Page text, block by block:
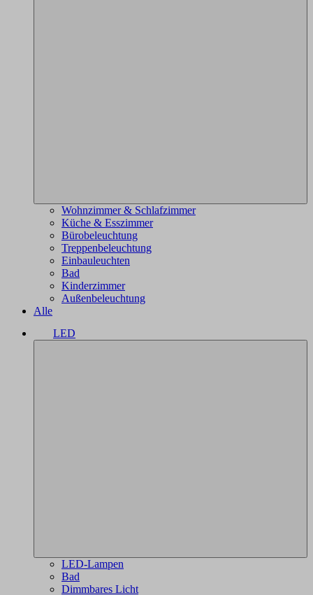
Wohnzimmer & Schlafzimmer
Küche & Esszimmer
Bürobeleuchtung
Treppenbeleuchtung
Einbauleuchten
Bad
Kinderzimmer
Außenbeleuchtung
Alle
LED
LED-Lampen
Bad
Dimmbares Licht